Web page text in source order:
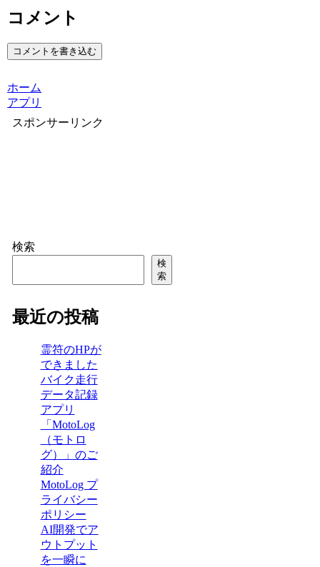
コメント
コメントを書き込む
ホーム
アプリ
スポンサーリンク
検索
検
索
最近の投稿
霊符のHPが
できました
バイク走行
データ記録
アプリ
「MotoLog
（モトロ
グ）」のご
紹介
MotoLog プ
ライバシー
ポリシー
AI開発でア
ウトプット
を一瞬に